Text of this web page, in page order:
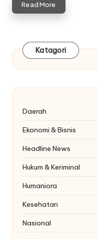
Read More
Katagori
Daerah
Ekonomi & Bisnis
Headline News
Hukum & Keriminal
Humaniora
Kesehatan
Nasional